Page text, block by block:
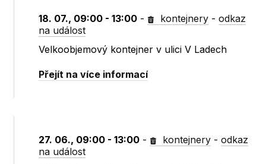
18. 07., 09:00 - 13:00 - kontejnery -odkaz
na událost
Velkoobjemový kontejner v ulici V Ladech
Přejít na více informací
27. 06., 09:00 - 13:00 - kontejnery -odkaz
na událost